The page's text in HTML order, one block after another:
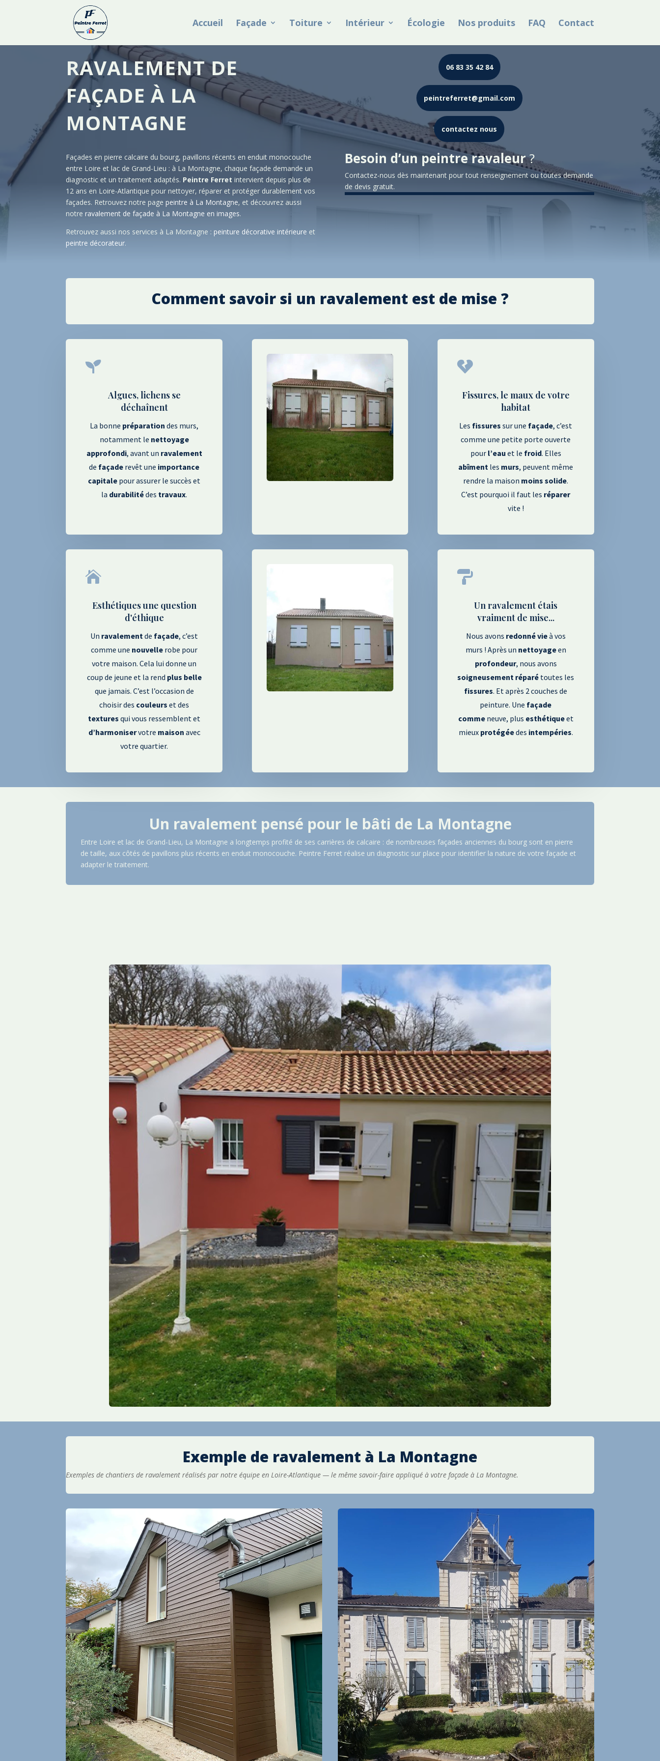
Accueil Façade Toiture Intérieur Écologie Nos produits FAQ Contact
RAVALEMENT DE
FAÇADE À LA
MONTAGNE
Façades en pierre calcaire du bourg, pavillons récents en enduit monocouche
entre Loire et lac de Grand-Lieu : à La Montagne, chaque façade demande un
diagnostic et un traitement adaptés. Peintre Ferret intervient depuis plus de
12 ans en Loire-Atlantique pour nettoyer, réparer et protéger durablement vos
façades. Retrouvez notre pagepeintre à La Montagne, et découvrez aussi
notreravalement de façade à La Montagne en images.
Retrouvez aussi nos services à La Montagne :peinture décorative intérieure et
peintre décorateur.
06 83 35 42 84
peintreferret@gmail.com
contactez nous
Besoin d’un peintre ravaleur?
Contactez-nous dès maintenant pour tout renseignement ou toutes demande
de devis gratuit.
Comment savoir si un ravalement est de mise ?

Algues, lichens se
déchaînent
La bonne préparation des murs,
notamment le nettoyage
approfondi, avant un ravalement
de façade revêt une importance
capitale pour assurer le succès et
la durabilitédes travaux.

Fissures, le maux de votre
habitat
Les fissures sur une façade, c’est
comme une petite porte ouverte
pour l’eau et le froid. Elles
abîment les murs, peuvent même
rendre la maison moins solide.
C’est pourquoi il faut les réparer
vite !

Esthétiques une question
d'éthique
Un ravalement de façade, c’est
comme une nouvelle robe pour
votre maison. Cela lui donne un
coup de jeune et la rend plus belle
que jamais. C’est l’occasion de
choisir des couleurs et des
textures qui vous ressemblent et
d’harmoniservotre maison avec
votre quartier.

Un ravalement étais
vraiment de mise...
Nous avons redonnévieà vos
murs ! Après un nettoyageen
profondeur, nous avons
soigneusement réparé toutes les
fissures. Et après 2 couches de
peinture. Une façade
comme neuve, plus esthétiqueet
mieux protégéedes intempéries.
Un ravalement pensé pour le bâti de La Montagne
Entre Loire et lac de Grand-Lieu, La Montagne a longtemps profité de ses carrières de calcaire : de nombreuses façades anciennes du bourg sont en pierre
de taille, aux côtés de pavillons plus récents en enduit monocouche. Peintre Ferret réalise un diagnostic sur place pour identifier la nature de votre façade et
adapter le traitement.
Exemple de ravalement à La Montagne
Exemples de chantiers de ravalement réalisés par notre équipe en Loire-Atlantique — le même savoir-faire appliqué à votre façade à La Montagne.